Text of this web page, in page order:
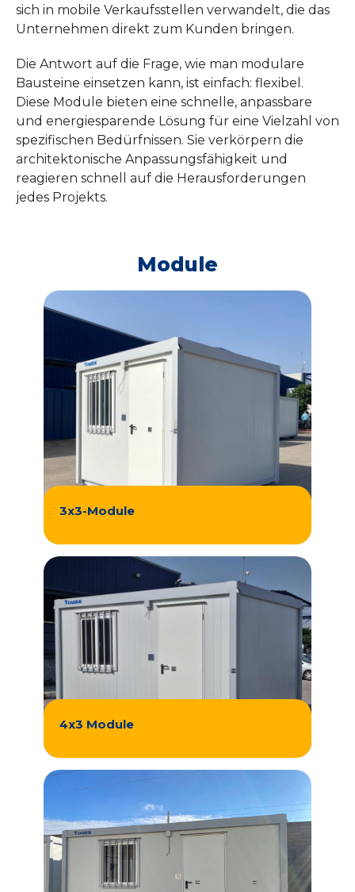
sich in mobile Verkaufsstellen verwandelt, die das
Unternehmen direkt zum Kunden bringen.
Die Antwort auf die Frage, wie man modulare
Bausteine einsetzen kann, ist einfach: flexibel.
Diese Module bieten eine schnelle, anpassbare
und energiesparende Lösung für eine Vielzahl von
spezifischen Bedürfnissen. Sie verkörpern die
architektonische Anpassungsfähigkeit und
reagieren schnell auf die Herausforderungen
jedes Projekts.
Module
3x3-Module
4x3 Module